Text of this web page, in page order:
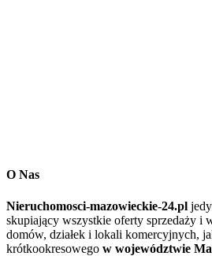
O Nas
Nieruchomosci-mazowieckie-24.pl
skupiający wszystkie oferty sprzedaży i
domów, działek i lokali komercyjnych,
krótkookresowego w województwie